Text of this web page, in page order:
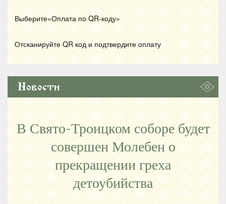
Выберите«Оплата по QR-коду»
Отсканируйте QR код и подтвердите оплату
Новости
В Свято-Троицком соборе будет
совершен Молебен о
прекращении греха
детоубийства